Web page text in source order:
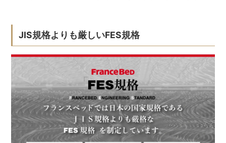
JIS規格よりも厳しいFES規格